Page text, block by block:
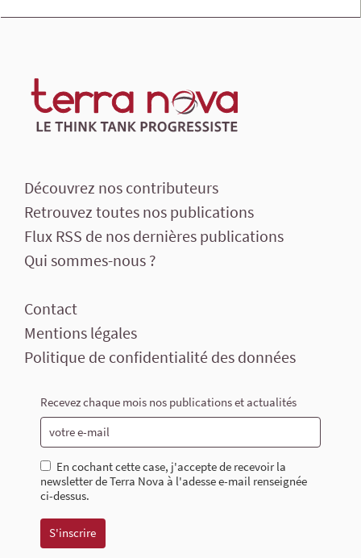
Découvrez nos contributeurs
Retrouvez toutes nos publications
Flux RSS de nos dernières publications
Qui sommes-nous ?
Contact
Mentions légales
Politique de confidentialité des données
Recevez chaque mois nos publications et actualités
En cochant cette case, j'accepte de recevoir la
newsletter de Terra Nova à l'adesse e-mail renseignée
ci-dessus.